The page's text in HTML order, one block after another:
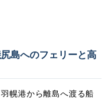
島へのフェリーと高
幌港から離島へ渡る船